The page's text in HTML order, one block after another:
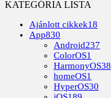
KATEGÓRIA LISTA
Ajánlott cikkek18
App830
Android237
ColorOS1
HarmonyOS38
homeOS1
HyperOS30